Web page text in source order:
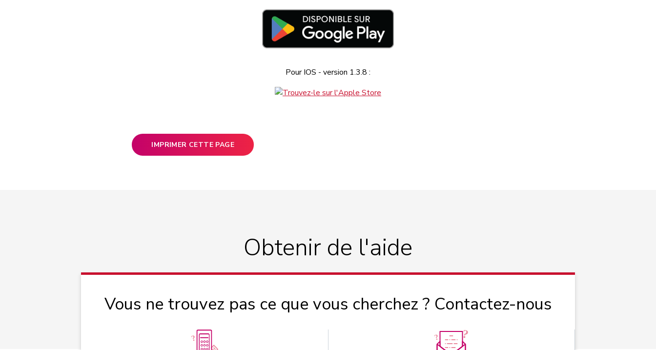
Pour IOS - version 1.3.8 :
IMPRIMER CETTE PAGE
Obtenir de l'aide
Vous ne trouvez pas ce que vous cherchez ? Contactez-nous